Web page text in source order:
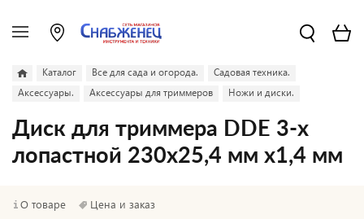
Каталог Все для сада и огорода.
Садовая техника.
Аксессуары.
Аксессуары для триммеров Ножи и диски.
Диск для триммера DDE 3-х
лопастной 230х25,4 мм х1,4 мм
О товаре Цена и заказ